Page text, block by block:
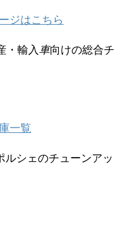
ジはこちら
・輸入車向けの総合チ
一覧
ルシェのチューンアッ